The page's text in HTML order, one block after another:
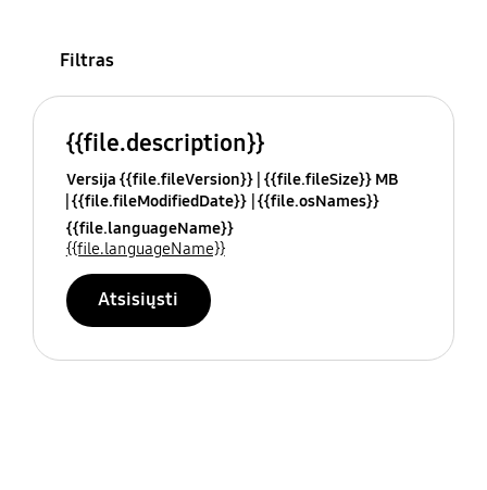
Filtras
{{file.description}}
Versija {{file.fileVersion}} {{file.fileSize}} MB
{{file.fileModifiedDate}} {{file.osNames}}
{{file.languageName}}
{{file.languageName}}
Atsisiųsti